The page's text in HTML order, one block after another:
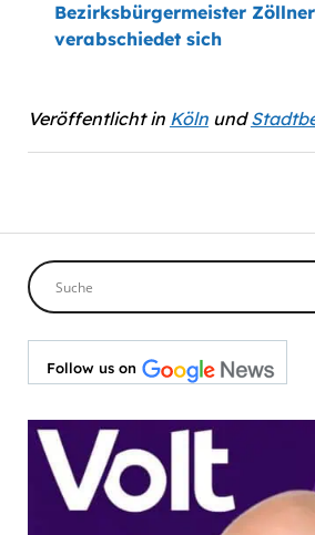
Bezirksbürgermeister Zöllner
verabschiedet sich
Veröffentlicht in Kölnund
Follow us on